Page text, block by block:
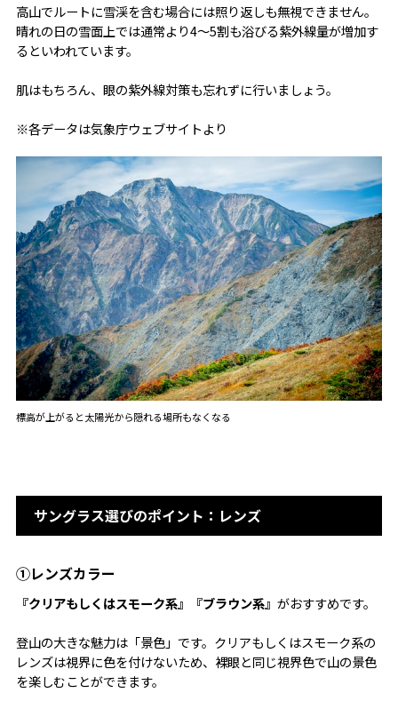
標高が上がると太陽光から隠れる場所もなくなる
高山でルートに雪渓を含む場合には照り返しも無視できません。
晴れの日の雪面上では通常より4～5割も浴びる紫外線量が増加す
るといわれています。
肌はもちろん、眼の紫外線対策も忘れずに行いましょう。
※各データは気象庁ウェブサイトより
サングラス選びのポイント：レンズ
①レンズカラー
『クリアもしくはスモーク系』『ブラウン系』 がおすすめです。
登山の大きな魅力は「景色」です。クリアもしくはスモーク系の
レンズは視界に色を付けないため、裸眼と同じ視界色で山の景色
を楽しむことができます。